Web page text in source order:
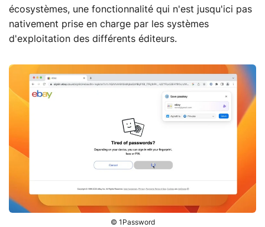
écosystèmes, une fonctionnalité qui n'est jusqu'ici pas
nativement prise en charge par les systèmes
d'exploitation des différents éditeurs.
© 1Password